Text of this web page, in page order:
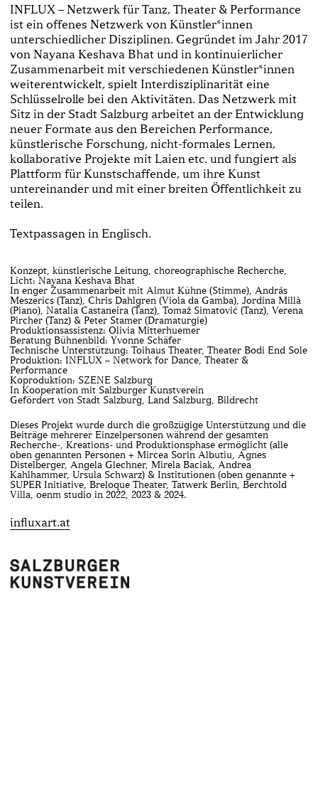
INFLUX – Netzwerk für Tanz, Theater & Performance
ist ein offenes Netzwerk von Künstler*innen
unterschiedlicher Disziplinen. Gegründet im Jahr 2017
von Nayana Keshava Bhat und in kontinuierlicher
Zusammenarbeit mit verschiedenen Künstler*innen
weiterentwickelt, spielt Interdisziplinarität eine
Schlüsselrolle bei den Aktivitäten. Das Netzwerk mit
Sitz in der Stadt Salzburg arbeitet an der Entwicklung
neuer Formate aus den Bereichen Performance,
künstlerische Forschung, nicht-formales Lernen,
kollaborative Projekte mit Laien etc. und fungiert als
Plattform für Kunstschaffende, um ihre Kunst
untereinander und mit einer breiten Öffentlichkeit zu
teilen.
Textpassagen in Englisch.
Konzept, künstlerische Leitung, choreographische Recherche,
Licht: Nayana Keshava Bhat
In enger Zusammenarbeit mit Almut Kühne (Stimme), András
Meszerics (Tanz), Chris Dahlgren (Viola da Gamba), Jordina Millà
(Piano), Natalia Castaneira (Tanz), Tomaž Simatović (Tanz), Verena
Pircher (Tanz) & Peter Stamer (Dramaturgie)
Produktionsassistenz: Olivia Mitterhuemer
Beratung Bühnenbild: Yvonne Schäfer
Technische Unterstützung: Toihaus Theater, Theater Bodi End Sole
Produktion: INFLUX – Network for Dance, Theater &
Performance
Koproduktion: SZENE Salzburg
In Kooperation mit Salzburger Kunstverein
Gefördert von Stadt Salzburg, Land Salzburg, Bildrecht
Dieses Projekt wurde durch die großzügige Unterstützung und die
Beiträge mehrerer Einzelpersonen während der gesamten
Recherche-, Kreations- und Produktionsphase ermöglicht (alle
oben genannten Personen + Mircea Sorin Albutiu, Agnes
Distelberger, Angela Glechner, Mirela Baciak, Andrea
Kahlhammer, Ursula Schwarz) & Institutionen (oben genannte +
SUPER Initiative, Breloque Theater, Tatwerk Berlin, Berchtold
Villa, oenm studio in 2022, 2023 & 2024.
influxart.at